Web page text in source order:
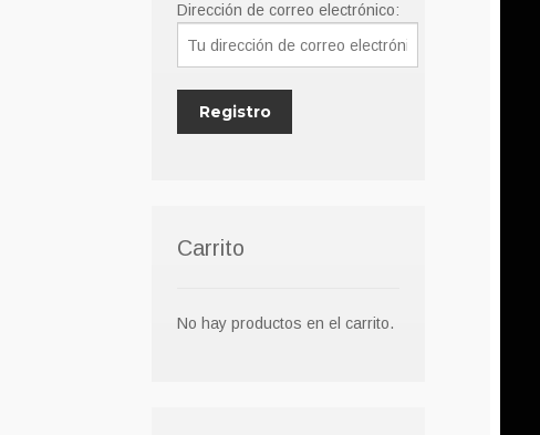
Dirección de correo electrónico:
Carrito
No hay productos en el carrito.